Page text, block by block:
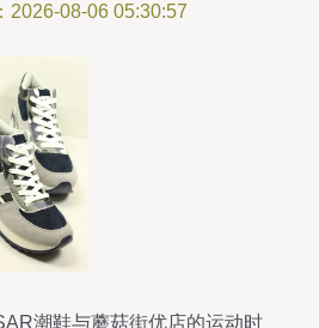
2026-08-06 05:30:57
潮鞋与蘑菇街优店的运动时